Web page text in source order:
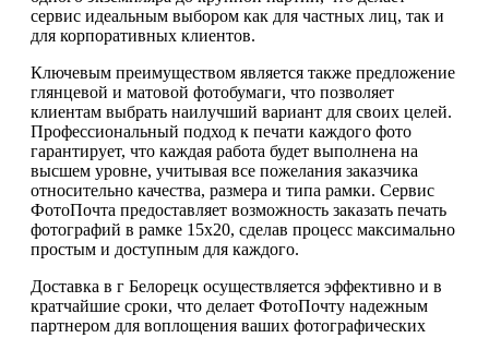
сервис идеальным выбором как для частных лиц, так и
для корпоративных клиентов.
Ключевым преимуществом является также предложение
глянцевой и матовой фотобумаги, что позволяет
клиентам выбрать наилучший вариант для своих целей.
Профессиональный подход к печати каждого фото
гарантирует, что каждая работа будет выполнена на
высшем уровне, учитывая все пожелания заказчика
относительно качества, размера и типа рамки. Сервис
ФотоПочта предоставляет возможность заказать печать
фотографий в рамке 15х20, сделав процесс максимально
простым и доступным для каждого.
Доставка в г Белорецк осуществляется эффективно и в
кратчайшие сроки, что делает ФотоПочту надежным
партнером для воплощения ваших фотографических